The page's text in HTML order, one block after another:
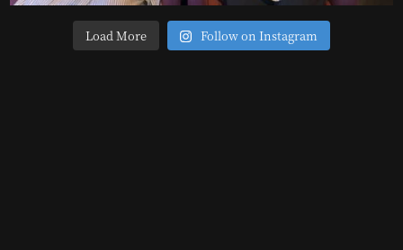
Load More Follow on Instagram